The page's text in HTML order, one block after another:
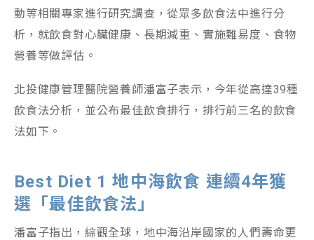
動等相關專家進行研究調查，從眾多飲食法中進行分
析，就飲食對心臟健康、長期減重、實施難易度、食物
營養等做評估。
北投健康管理醫院營養師潘富子表示，今年從高達39種
飲食法分析，並公布最佳飲食排行，排行前三名的飲食
法如下。
Best Diet 1 地中海飲食 連續4年獲
選「最佳飲食法」
潘富子指出，綜觀全球，地中海沿岸國家的人們壽命更